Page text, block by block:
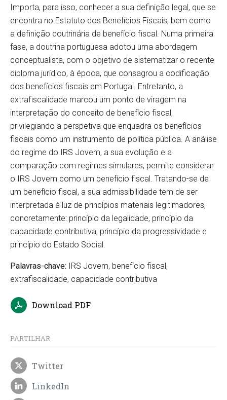
Importa, para isso, conhecer a sua definição legal, que se
encontra no Estatuto dos Benefícios Fiscais, bem como
a definição doutrinária de benefício fiscal. Numa primeira
fase, a doutrina portuguesa adotou uma abordagem
conceptualista, com o objetivo de sistematizar o recente
diploma jurídico, à época, que consagrou a codificação
dos benefícios fiscais em Portugal. Entretanto, a
extrafiscalidade marcou um ponto de viragem na
interpretação do conceito de benefício fiscal,
privilegiando a perspetiva que enquadra os benefícios
fiscais como um instrumento de política pública. A análise
do regime do IRS Jovem, a sua evolução e a
comparação com regimes simulares, permite considerar
o IRS Jovem como um benefício fiscal. Tratando-se de
um benefício fiscal, a sua admissibilidade tem de ser
interpretada à luz de princípios materiais legitimadores,
concretamente: princípio da legalidade, princípio da
capacidade contributiva, princípio da progressividade e
princípio do Estado Social.
Palavras-chave: IRS Jovem, benefício fiscal,
extrafiscalidade, capacidade contributiva
Download PDF
PARTILHAR
Twitter
LinkedIn